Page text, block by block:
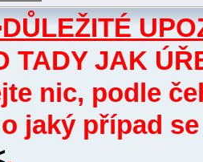
TADY JAK
nic, podle
jaký případ